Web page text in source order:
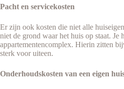
Pacht en servicekosten
Er zijn ook kosten die niet alle
niet de grond waar het huis op staat.
appartementencomplex. Hierin zitten
sterk voor uiteen.
Onderhoudskosten van een eigen